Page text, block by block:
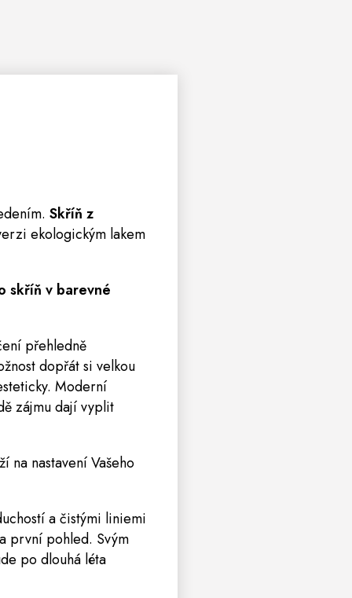
Skříň z
ekologickým lakem
skříň v barevné
přehledně
dopřát si velkou
Moderní
zájmu dají vyplit
na nastavení Vašeho
a čistými liniemi
první pohled. Svým
po dlouhá léta